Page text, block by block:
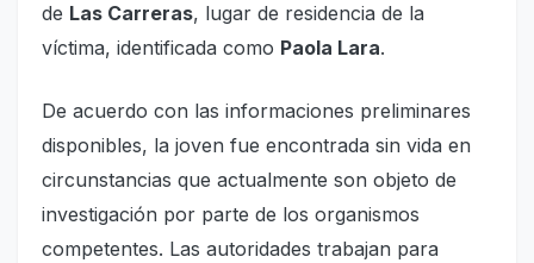
de Las Carreras, lugar de residencia de la
víctima, identificada como Paola Lara.
De acuerdo con las informaciones preliminares
disponibles, la joven fue encontrada sin vida en
circunstancias que actualmente son objeto de
investigación por parte de los organismos
competentes. Las autoridades trabajan para